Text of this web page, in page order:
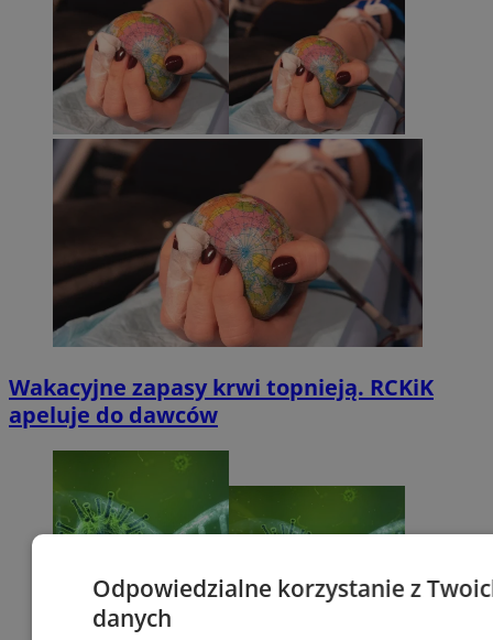
Wakacyjne zapasy krwi topnieją. RCKiK
apeluje do dawców
Odpowiedzialne korzystanie z
danych